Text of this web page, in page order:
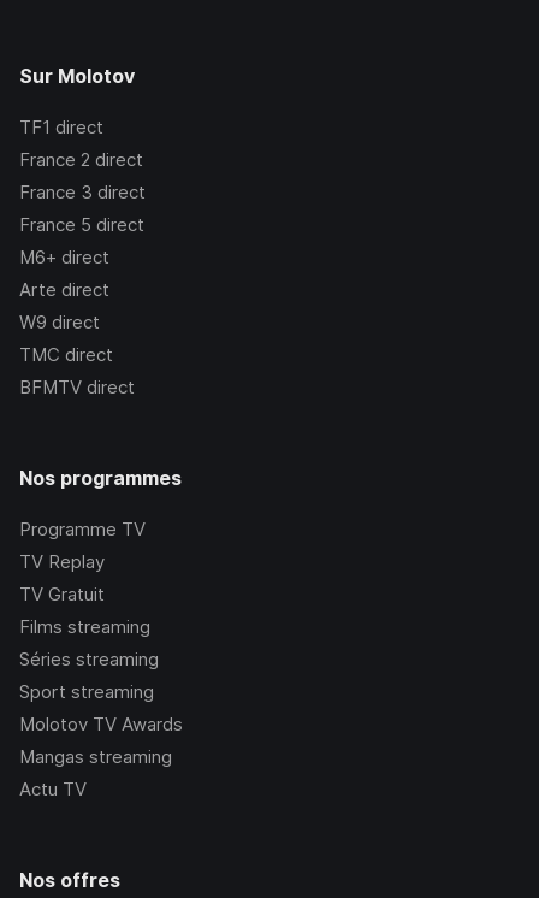
Sur Molotov
TF1 direct
France 2 direct
France 3 direct
France 5 direct
M6+ direct
Arte direct
W9 direct
TMC direct
BFMTV direct
Nos programmes
Programme TV
TV Replay
TV Gratuit
Films streaming
Séries streaming
Sport streaming
Molotov TV Awards
Mangas streaming
Actu TV
Nos offres